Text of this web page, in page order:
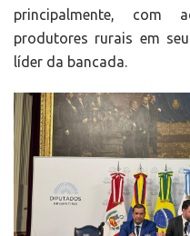
principalmente, com
produtores rurais em
líder da bancada.